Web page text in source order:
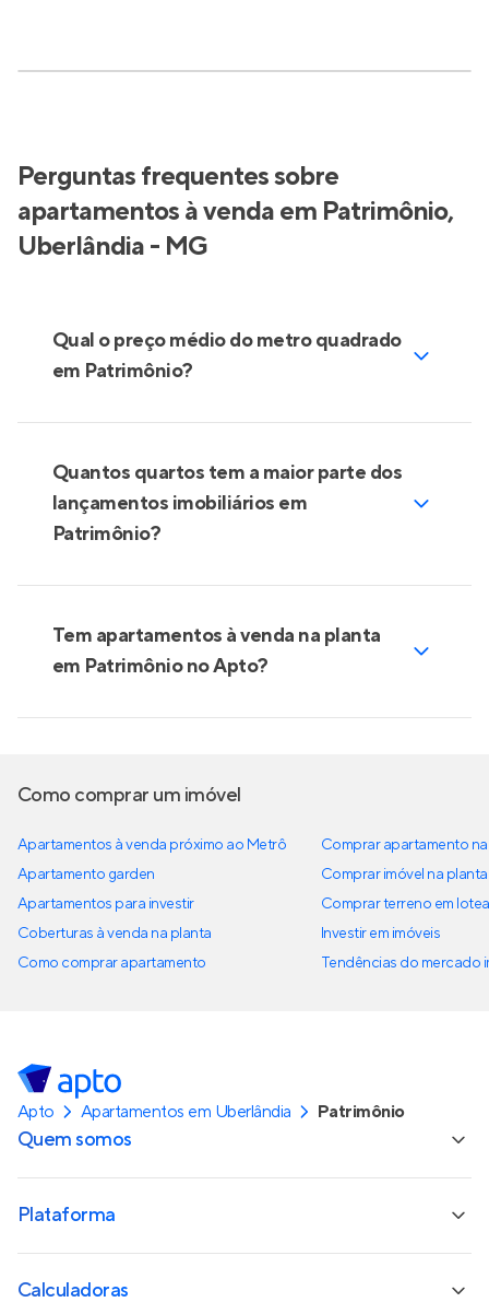
Perguntas frequentes sobre
apartamentos à venda em Patrimônio,
Uberlândia - MG
Qual o preço médio do metro quadrado
em Patrimônio?
Quantos quartos tem a maior parte dos
lançamentos imobiliários em
Patrimônio?
Tem apartamentos à venda na planta
em Patrimônio no Apto?
Como comprar um imóvel
Apartamentos à venda próximo ao Metrô
Apartamento garden
Apartamentos para investir
Coberturas à venda na planta
Como comprar apartamento
Comprar apartamento
Comprar imóvel na planta
Comprar terreno em
Investir em imóveis
Tendências do mercado
Apto Apartamentos em Uberlândia Patrimônio
Quem somos
Plataforma
Calculadoras